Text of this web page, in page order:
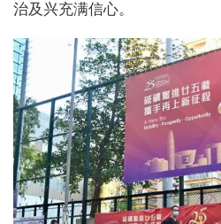
治及兴充满信心。